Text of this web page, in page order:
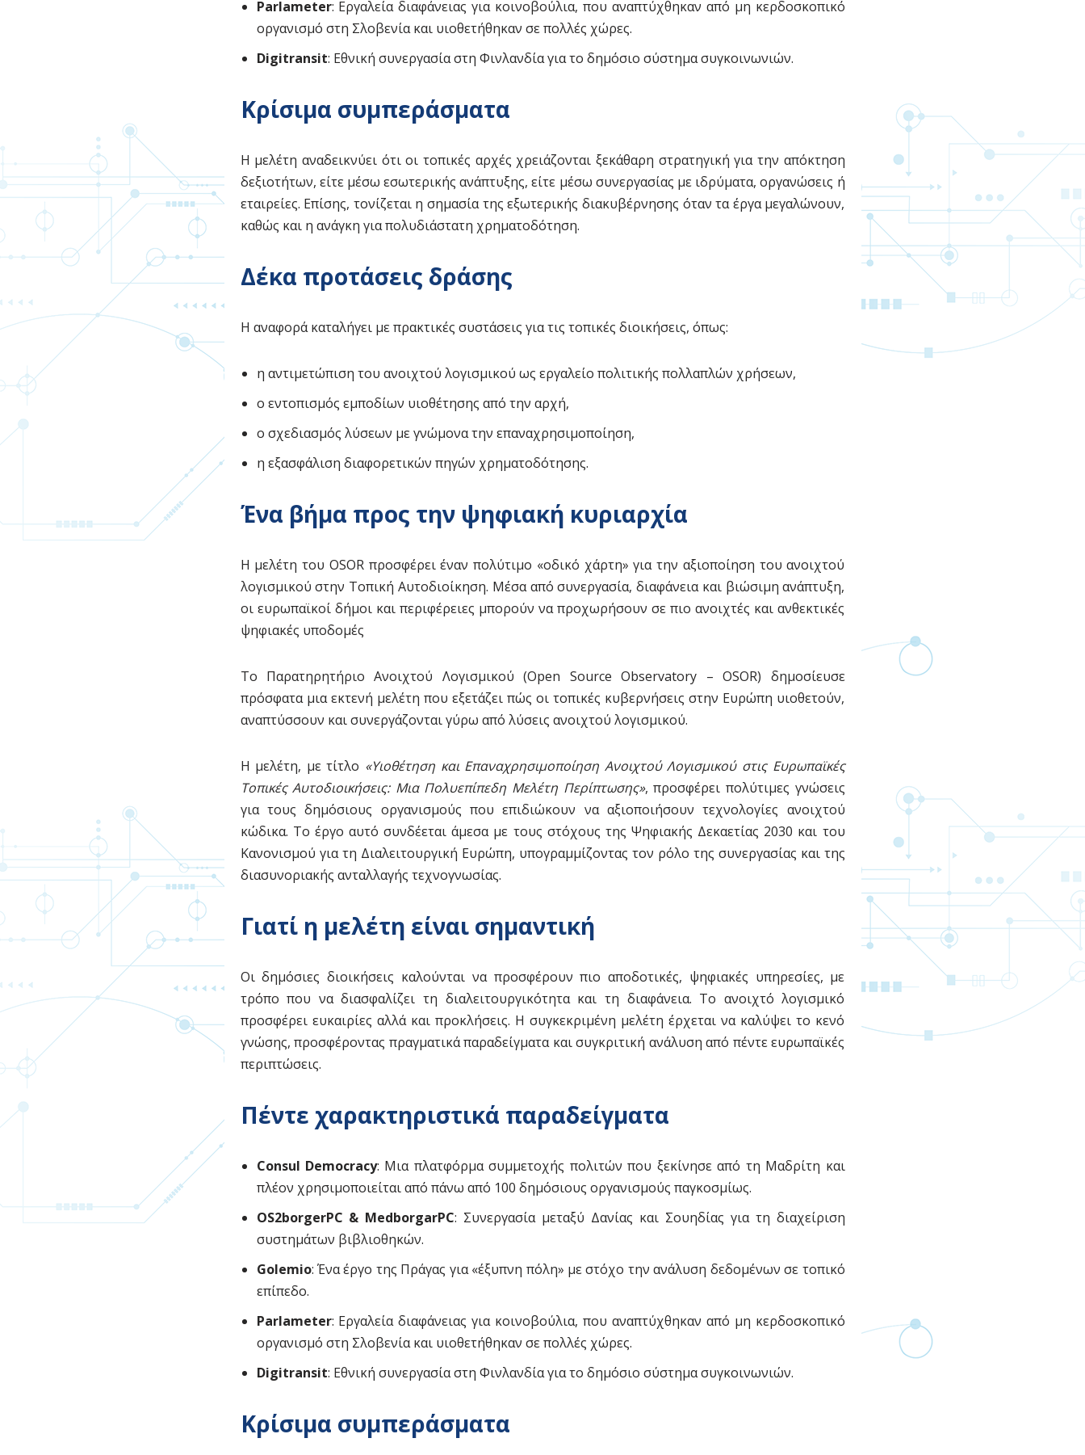
Parlameter: Εργαλεία διαφάνειας για κοινοβούλια, που αναπτύχθηκαν από μη κερδοσκοπικό
οργανισμό στη Σλοβενία και υιοθετήθηκαν σε πολλές χώρες.
Digitransit: Εθνική συνεργασία στη Φινλανδία για το δημόσιο σύστημα συγκοινωνιών.
Κρίσιμα συμπεράσματα
Η μελέτη αναδεικνύει ότι οι τοπικές αρχές χρειάζονται ξεκάθαρη στρατηγική για την απόκτηση
δεξιοτήτων, είτε μέσω εσωτερικής ανάπτυξης, είτε μέσω συνεργασίας με ιδρύματα, οργανώσεις ή
εταιρείες. Επίσης, τονίζεται η σημασία της εξωτερικής διακυβέρνησης όταν τα έργα μεγαλώνουν,
καθώς και η ανάγκη για πολυδιάστατη χρηματοδότηση.
Δέκα προτάσεις δράσης
Η αναφορά καταλήγει με πρακτικές συστάσεις για τις τοπικές διοικήσεις, όπως:
η αντιμετώπιση του ανοιχτού λογισμικού ως εργαλείο πολιτικής πολλαπλών χρήσεων,
ο εντοπισμός εμποδίων υιοθέτησης από την αρχή,
ο σχεδιασμός λύσεων με γνώμονα την επαναχρησιμοποίηση,
η εξασφάλιση διαφορετικών πηγών χρηματοδότησης.
Ένα βήμα προς την ψηφιακή κυριαρχία
Η μελέτη του OSOR προσφέρει έναν πολύτιμο «οδικό χάρτη» για την αξιοποίηση του ανοιχτού
λογισμικού στην Τοπική Αυτοδιοίκηση. Μέσα από συνεργασία, διαφάνεια και βιώσιμη ανάπτυξη,
οι ευρωπαϊκοί δήμοι και περιφέρειες μπορούν να προχωρήσουν σε πιο ανοιχτές και ανθεκτικές
ψηφιακές υποδομές
Το Παρατηρητήριο Ανοιχτού Λογισμικού (Open Source Observatory – OSOR) δημοσίευσε
πρόσφατα μια εκτενή μελέτη που εξετάζει πώς οι τοπικές κυβερνήσεις στην Ευρώπη υιοθετούν,
αναπτύσσουν και συνεργάζονται γύρω από λύσεις ανοιχτού λογισμικού.
Η μελέτη, με τίτλο «Υιοθέτηση και Επαναχρησιμοποίηση Ανοιχτού Λογισμικού στις Ευρωπαϊκές
Τοπικές Αυτοδιοικήσεις: Μια Πολυεπίπεδη Μελέτη Περίπτωσης», προσφέρει πολύτιμες γνώσεις
για τους δημόσιους οργανισμούς που επιδιώκουν να αξιοποιήσουν τεχνολογίες ανοιχτού
κώδικα. Το έργο αυτό συνδέεται άμεσα με τους στόχους της Ψηφιακής Δεκαετίας 2030 και του
Κανονισμού για τη Διαλειτουργική Ευρώπη, υπογραμμίζοντας τον ρόλο της συνεργασίας και της
διασυνοριακής ανταλλαγής τεχνογνωσίας.
Γιατί η μελέτη είναι σημαντική
Οι δημόσιες διοικήσεις καλούνται να προσφέρουν πιο αποδοτικές, ψηφιακές υπηρεσίες, με
τρόπο που να διασφαλίζει τη διαλειτουργικότητα και τη διαφάνεια. Το ανοιχτό λογισμικό
προσφέρει ευκαιρίες αλλά και προκλήσεις. Η συγκεκριμένη μελέτη έρχεται να καλύψει το κενό
γνώσης, προσφέροντας πραγματικά παραδείγματα και συγκριτική ανάλυση από πέντε ευρωπαϊκές
περιπτώσεις.
Πέντε χαρακτηριστικά παραδείγματα
Consul Democracy: Μια πλατφόρμα συμμετοχής πολιτών που ξεκίνησε από τη Μαδρίτη και
πλέον χρησιμοποιείται από πάνω από 100 δημόσιους οργανισμούς παγκοσμίως.
OS2borgerPC & MedborgarPC: Συνεργασία μεταξύ Δανίας και Σουηδίας για τη διαχείριση
συστημάτων βιβλιοθηκών.
Golemio: Ένα έργο της Πράγας για «έξυπνη πόλη» με στόχο την ανάλυση δεδομένων σε τοπικό
επίπεδο.
Parlameter: Εργαλεία διαφάνειας για κοινοβούλια, που αναπτύχθηκαν από μη κερδοσκοπικό
οργανισμό στη Σλοβενία και υιοθετήθηκαν σε πολλές χώρες.
Digitransit: Εθνική συνεργασία στη Φινλανδία για το δημόσιο σύστημα συγκοινωνιών.
Κρίσιμα συμπεράσματα